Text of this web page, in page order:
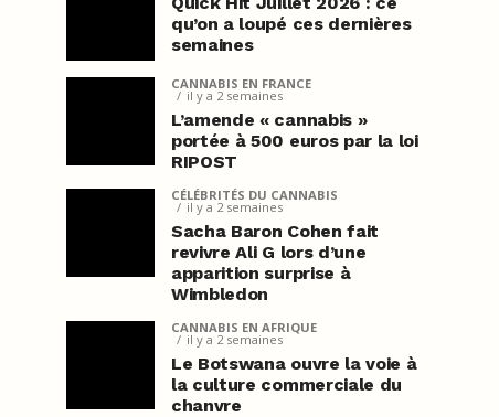
qu’on a loupé ces dernières
semaines
CANNABIS EN FRANCE
il y a 2 semaines
L’amende « cannabis »
portée à 500 euros par la loi
RIPOST
CÉLÉBRITÉS DU CANNABIS
il y a 2 semaines
Sacha Baron Cohen fait
revivre Ali G lors d’une
apparition surprise à
Wimbledon
CANNABIS EN AFRIQUE
il y a 2 semaines
Le Botswana ouvre la voie à
la culture commerciale du
chanvre